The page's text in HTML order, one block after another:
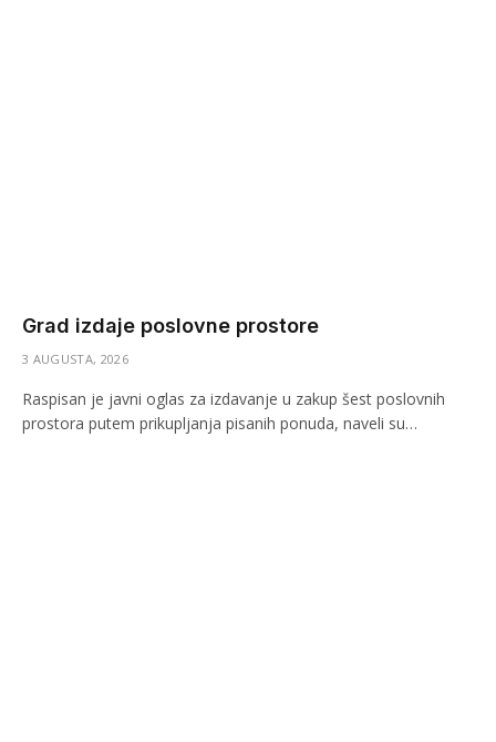
Grad izdaje poslovne prostore
3 AUGUSTA, 2026
Raspisan je javni oglas za izdavanje u zakup šest poslovnih
prostora putem prikupljanja pisanih ponuda, naveli su…